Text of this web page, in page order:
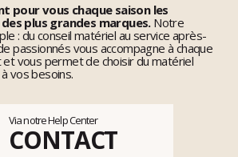
pour vous chaque saison les
plus grandes marques.Notre
: du conseil matériel au service après-
passionnés vous accompagne à chaque
vous permet de choisir du matériel
vos besoins.
Via notre Help Center
CONTACT